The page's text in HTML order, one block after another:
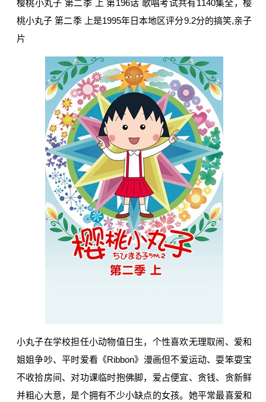
樱桃小丸子 第二季 上 第196话 歌唱考试共有1140集全，樱
桃小丸子 第二季 上是1995年日本地区评分9.2分的搞笑,亲子
片
小丸子在学校担任小动物值日生，个性喜欢无理取闹、爱和
姐姐争吵、平时爱看《Ribbon》漫画但不爱运动、耍笨耍宝
不收拾房间、对功课临时抱佛脚，爱占便宜、贪钱、贪新鲜
并粗心大意，是个拥有不少小缺点的女孩。她平常最喜爱和